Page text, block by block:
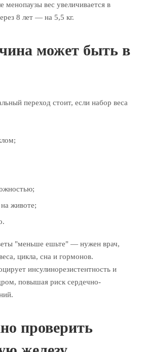
менопаузы вес увеличивается в
8 лет — на 5,5 кг.
может быть в
переход стоит, если набор веса
животе;
"меньше ешьте" — нужен врач,
цикла, сна и гормонов.
инсулинорезистентность и
повышая риск сердечно-
проверить